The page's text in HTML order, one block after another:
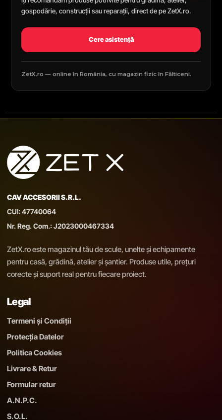
gospodărie, construcții sau reparații, direct de pe ZetX.ro.
Cere asistență
ZetX.ro — online în România, cu magazin fizic în Fălticeni.
CAV ACCESORII S.R.L.
CUI: 47740064
Nr. Reg. Com.: J2023000467334
ZetX.ro este magazinul tău de scule, unelte și echipamente
pentru casă, grădină, atelier și șantier. Produse utile, prețuri
corecte și suport real pentru fiecare proiect.
Legal
Termeni și Condiții
Protecția Datelor
Politica Cookies
Livrare & Retur
Formular retur
A.N.P.C.
S.O.L.